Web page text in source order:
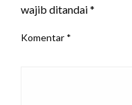
wajib ditandai*
Komentar *